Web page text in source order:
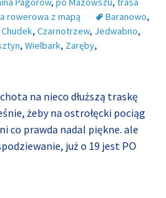
rowerowa z mapą Baranowo,
Chudek, Czarnotrzew, Jedwabno,
, Wielbark, Zaręby,
na nieco dłuższą traskę
żeby na ostrołęcki pociąg
co prawda nadal piękne. ale
już o 19 jest PO